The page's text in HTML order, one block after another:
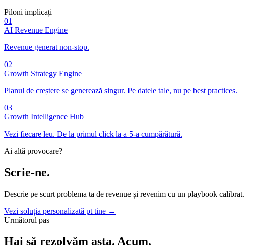
Piloni implicați
01
AI Revenue Engine
Revenue generat non-stop.
02
Growth Strategy Engine
Planul de creștere se generează singur. Pe datele tale, nu pe best practices.
03
Growth Intelligence Hub
Vezi fiecare leu. De la primul click la a 5-a cumpărătură.
Ai altă provocare?
Scrie-ne.
Descrie pe scurt problema ta de revenue și revenim cu un playbook calibrat.
Vezi soluția personalizată pt tine →
Următorul pas
Hai să rezolvăm asta. Acum.